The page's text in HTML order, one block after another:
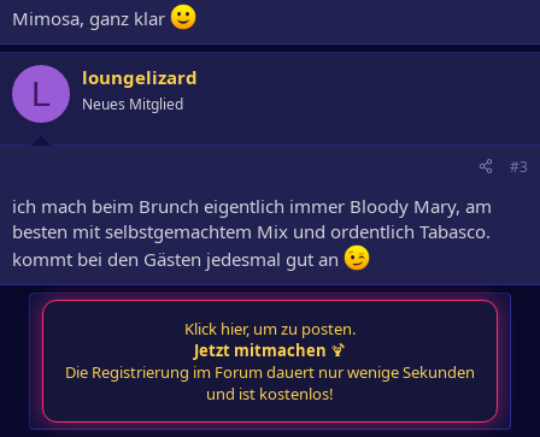
Mimosa, ganz klar
L loungelizard
Neues Mitglied
#3
ich mach beim Brunch eigentlich immer Bloody Mary, am
besten mit selbstgemachtem Mix und ordentlich Tabasco.
kommt bei den Gästen jedesmal gut an
Klick hier, um zu posten.
Jetzt mitmachen 🍹
Die Registrierung im Forum dauert nur wenige Sekunden
und ist kostenlos!